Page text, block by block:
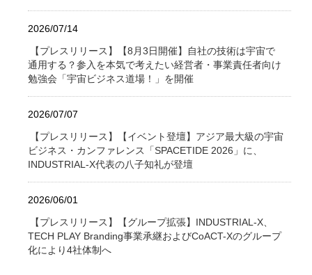
2026/07/14
【プレスリリース】【8月3日開催】自社の技術は宇宙で
通用する？参入を本気で考えたい経営者・事業責任者向け
勉強会「宇宙ビジネス道場！」を開催
2026/07/07
【プレスリリース】【イベント登壇】アジア最大級の宇宙
ビジネス・カンファレンス「SPACETIDE 2026」に、
INDUSTRIAL-X代表の八子知礼が登壇
2026/06/01
【プレスリリース】【グループ拡張】INDUSTRIAL-X、
TECH PLAY Branding事業承継およびCoACT-Xのグループ
化により4社体制へ